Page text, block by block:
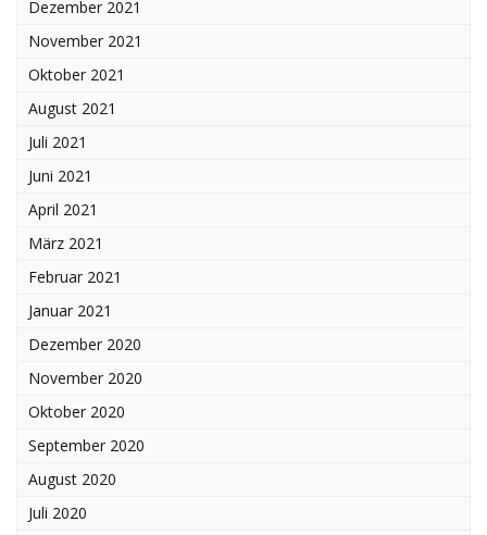
Dezember 2021
November 2021
Oktober 2021
August 2021
Juli 2021
Juni 2021
April 2021
März 2021
Februar 2021
Januar 2021
Dezember 2020
November 2020
Oktober 2020
September 2020
August 2020
Juli 2020